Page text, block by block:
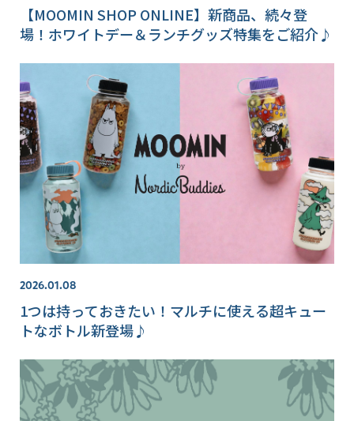
【MOOMIN SHOP ONLINE】新商品、続々登
場！ホワイトデー＆ランチグッズ特集をご紹介♪
2026.01.08
1つは持っておきたい！マルチに使える超キュー
トなボトル新登場♪